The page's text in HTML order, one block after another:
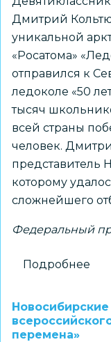
Дмитрий
уникальной
«Росатома»
отправился к
ледоколе «50
тысяч
всей страны
человек.
представитель
которому
сложнейшего
Федеральный
Подробнее
перемена»